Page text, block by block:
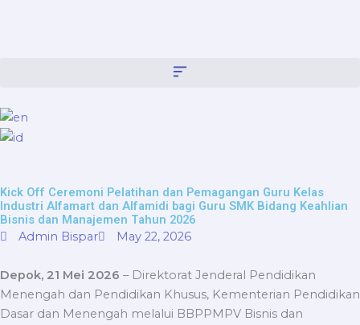
Kick Off Ceremoni Pelatihan dan Pemagangan Guru Kelas
Industri Alfamart dan Alfamidi bagi Guru SMK Bidang Keahlian
Bisnis dan Manajemen Tahun 2026
Admin Bispar
May 22, 2026
Depok, 21 Mei 2026 – Direktorat Jenderal Pendidikan
Menengah dan Pendidikan Khusus, Kementerian Pendidikan
Dasar dan Menengah melalui BBPPMPV Bisnis dan